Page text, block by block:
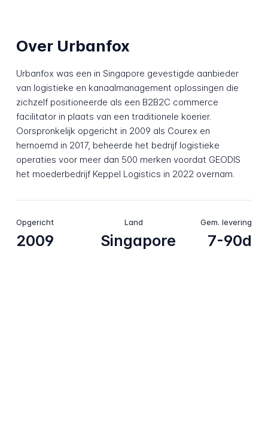
Over Urbanfox
Urbanfox was een in Singapore gevestigde aanbieder
van logistieke en kanaalmanagement oplossingen die
zichzelf positioneerde als een B2B2C commerce
facilitator in plaats van een traditionele koerier.
Oorspronkelijk opgericht in 2009 als Courex en
hernoemd in 2017, beheerde het bedrijf logistieke
operaties voor meer dan 500 merken voordat GEODIS
het moederbedrijf Keppel Logistics in 2022 overnam.
Opgericht
2009
Land
Singapore
Gem. levering
7-90d